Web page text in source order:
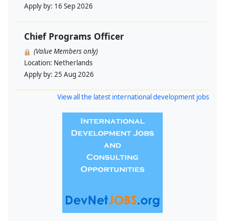
Apply by: 16 Sep 2026
Chief Programs Officer
(Value Members only)
Location: Netherlands
Apply by: 25 Aug 2026
View all the latest international development jobs